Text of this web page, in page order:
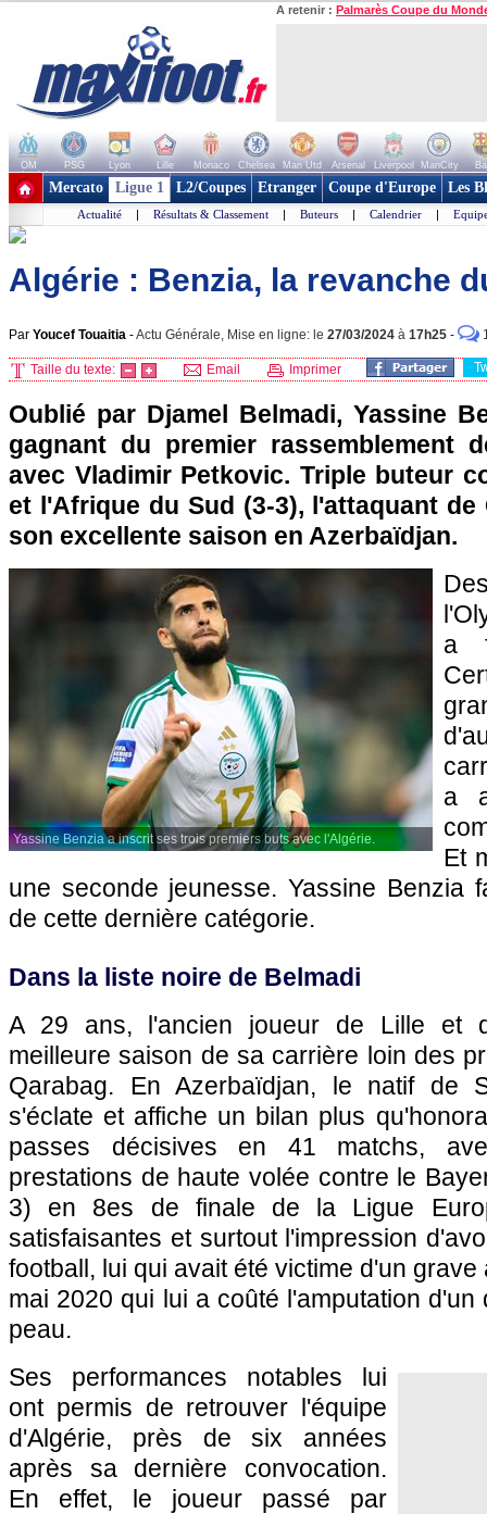
A retenir : Palmarès Coupe du
OM PSG Lyon Lille Monaco Chelsea Man Utd Arsenal Liverpool ManCity
+ de clubs
Mercato Ligue 1 L2/Coupes Etranger Coupe d'Europe Les
Actualité | Résultats & Classement | Buteurs | Calendrier |
Algérie : Benzia, la revanche
Par Youcef Touaitia -Actu Générale, Mise en ligne: le 27/03/2024 à 17h25 -
Taille du texte: Email Imprimer
Oublié par Djamel Belmadi, Yassine
gagnant du premier rassemblement
avec Vladimir Petkovic. Triple buteur
et l'Afrique du Sud (3-3), l'attaquant de
son excellente saison en Azerbaïdjan.
Yassine Benzia a inscrit ses trois premiers buts avec l'Algérie.
a
a
Et
une seconde jeunesse. Yassine Benzia
de cette dernière catégorie.
Dans la liste noire de Belmadi
A 29 ans, l'ancien joueur de Lille et
meilleure saison de sa carrière loin des
Qarabag. En Azerbaïdjan, le natif de
s'éclate et affiche un bilan plus
passes décisives en 41 matchs,
prestations de haute volée contre le
3) en 8es de finale de la Ligue
satisfaisantes et surtout l'impression
football, lui qui avait été victime d'un
mai 2020 qui lui a coûté l'amputation
peau.
Ses performances notables lui
ont permis de retrouver l'équipe
d'Algérie, près de six années
après sa dernière convocation.
En effet, le joueur passé par